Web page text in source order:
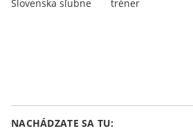
Slovenska sľubne
tréner
NACHÁDZATE SA TU: